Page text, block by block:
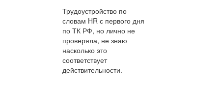
Трудоустройство по
словам HR с первого дня
по ТК РФ, но лично не
проверяла, не знаю
насколько это
соответствует
действительности.